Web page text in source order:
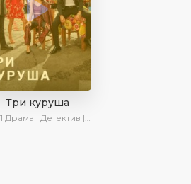
Три куруша
Драма | Детектив | Боевик | SesDizi | Ирина Котова | AveTurk